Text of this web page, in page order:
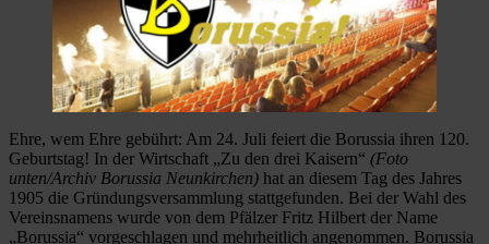
Ehre, wem Ehre gebührt: Am 24. Juli feiert die Borussia ihren 120.
Geburtstag! In der Wirtschaft „Zu den drei Kaisern“ (Foto
unten/Archiv Borussia Neunkirchen) hat an diesem Tag des Jahres
1905 die Gründungsversammlung stattgefunden. Bei der Wahl des
Vereinsnamens wurde von dem Pfälzer Fritz Hilbert der Name
„Borussia“ vorgeschlagen und mehrheitlich angenommen. Borussia